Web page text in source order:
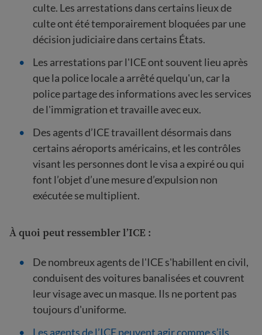
culte. Les arrestations dans certains lieux de
culte ont été temporairement bloquées par une
décision judiciaire dans certains États.
Les arrestations par l'ICE ont souvent lieu après
que la police locale a arrêté quelqu'un, car la
police partage des informations avec les services
de l'immigration et travaille avec eux.
Des agents d’ICE travaillent désormais dans
certains aéroports américains, et les contrôles
visant les personnes dont le visa a expiré ou qui
font l’objet d’une mesure d’expulsion non
exécutée se multiplient.
À quoi peut ressembler l’ICE :
De nombreux agents de l'ICE s'habillent en civil,
conduisent des voitures banalisées et couvrent
leur visage avec un masque. Ils ne portent pas
toujours d'uniforme.
Les agents de l’ICE peuvent agir comme s’ils